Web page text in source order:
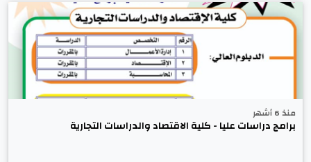
منذ 6 أشهر
برامج دراسات عليا - كلية الاقتصاد والدراسات التجارية